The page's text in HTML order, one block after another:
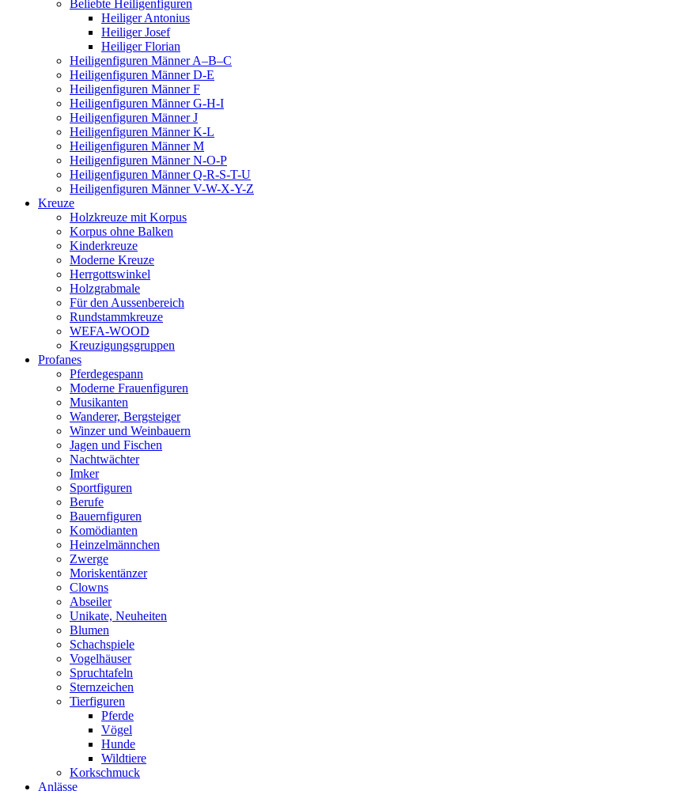
Beliebte Heiligenfiguren
Heiliger Antonius
Heiliger Josef
Heiliger Florian
Heiligenfiguren Männer A–B–C
Heiligenfiguren Männer D-E
Heiligenfiguren Männer F
Heiligenfiguren Männer G-H-I
Heiligenfiguren Männer J
Heiligenfiguren Männer K-L
Heiligenfiguren Männer M
Heiligenfiguren Männer N-O-P
Heiligenfiguren Männer Q-R-S-T-U
Heiligenfiguren Männer V-W-X-Y-Z
Kreuze
Holzkreuze mit Korpus
Korpus ohne Balken
Kinderkreuze
Moderne Kreuze
Herrgottswinkel
Holzgrabmale
Für den Aussenbereich
Rundstammkreuze
WEFA-WOOD
Kreuzigungsgruppen
Profanes
Pferdegespann
Moderne Frauenfiguren
Musikanten
Wanderer, Bergsteiger
Winzer und Weinbauern
Jagen und Fischen
Nachtwächter
Imker
Sportfiguren
Berufe
Bauernfiguren
Komödianten
Heinzelmännchen
Zwerge
Moriskentänzer
Clowns
Abseiler
Unikate, Neuheiten
Blumen
Schachspiele
Vogelhäuser
Spruchtafeln
Sternzeichen
Tierfiguren
Pferde
Vögel
Hunde
Wildtiere
Korkschmuck
Anlässe